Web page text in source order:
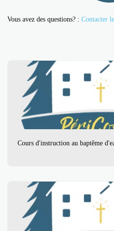
Vous avez des questions? : Contacter
Cours d'instruction au baptême